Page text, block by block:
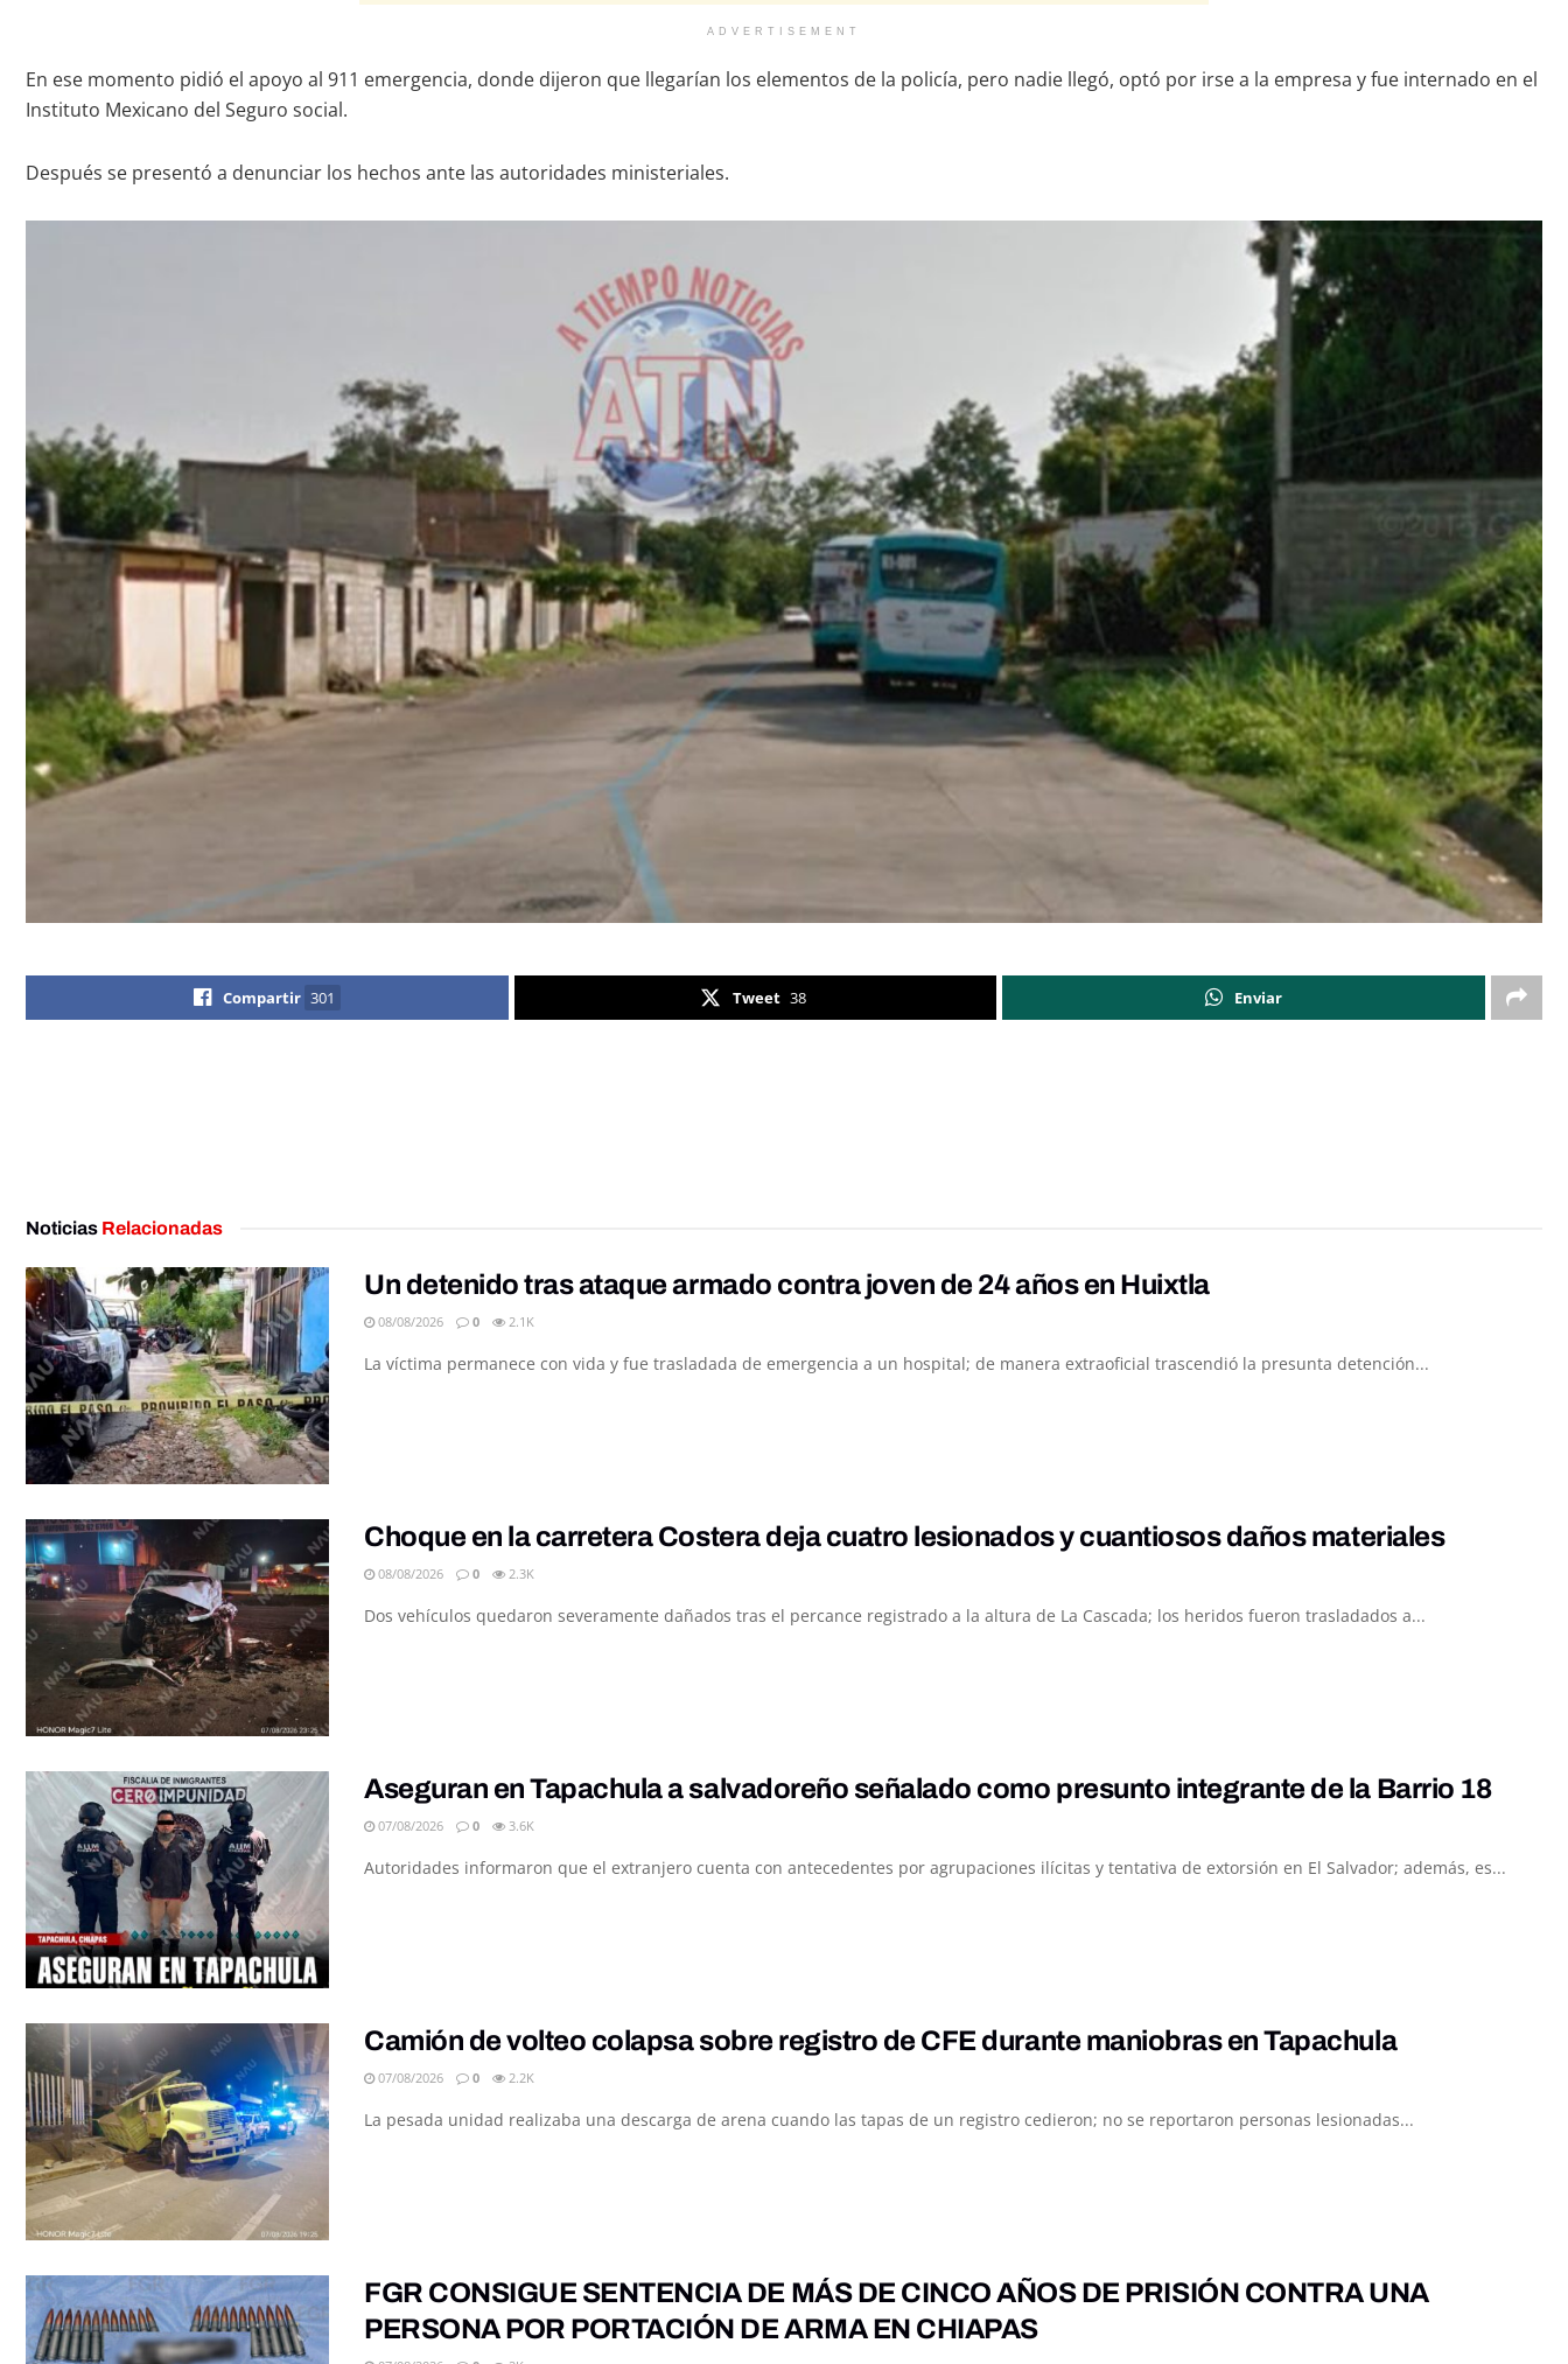
ADVERTISEMENT
En ese momento pidió el apoyo al 911 emergencia, donde dijeron que llegarían los elementos de la policía, pero nadie llegó, optó por irse a la empresa y fue internado en el
Instituto Mexicano del Seguro social.
Después se presentó a denunciar los hechos ante las autoridades ministeriales.
Compartir 301 Tweet 38 Enviar
Noticias Relacionadas
Un detenido tras ataque armado contra joven de 24 años en Huixtla
08/08/2026 0 2.1K
La víctima permanece con vida y fue trasladada de emergencia a un hospital; de manera extraoficial trascendió la presunta detención...
Choque en la carretera Costera deja cuatro lesionados y cuantiosos daños materiales
08/08/2026 0 2.3K
Dos vehículos quedaron severamente dañados tras el percance registrado a la altura de La Cascada; los heridos fueron trasladados a...
Aseguran en Tapachula a salvadoreño señalado como presunto integrante de la Barrio 18
07/08/2026 0 3.6K
Autoridades informaron que el extranjero cuenta con antecedentes por agrupaciones ilícitas y tentativa de extorsión en El Salvador; además, es...
Camión de volteo colapsa sobre registro de CFE durante maniobras en Tapachula
07/08/2026 0 2.2K
La pesada unidad realizaba una descarga de arena cuando las tapas de un registro cedieron; no se reportaron personas lesionadas...
FGR CONSIGUE SENTENCIA DE MÁS DE CINCO AÑOS DE PRISIÓN CONTRA UNA
PERSONA POR PORTACIÓN DE ARMA EN CHIAPAS